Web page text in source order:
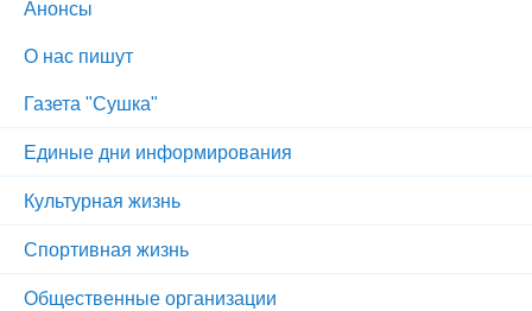
Анонсы
О нас пишут
Газета "Сушка"
Единые дни информирования
Культурная жизнь
Спортивная жизнь
Общественные организации